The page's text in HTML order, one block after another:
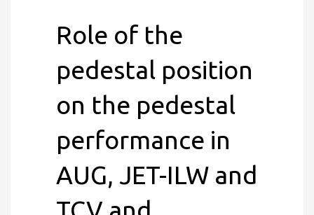
Role of the
pedestal position
on the pedestal
performance in
AUG, JET-ILW and